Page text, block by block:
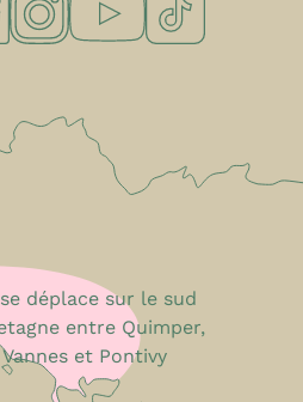
déplace sur le sud
entre Quimper,
et Pontivy